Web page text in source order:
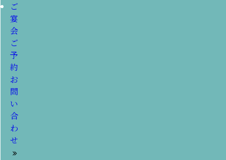
ご
宴
会
ご
予
約
お
問
い
合
わ
せ